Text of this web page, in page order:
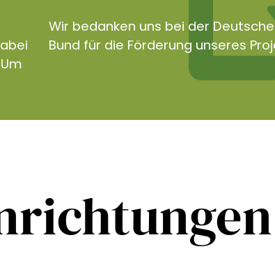
Wir bedanken uns bei der
Bund für die Förderung unseres